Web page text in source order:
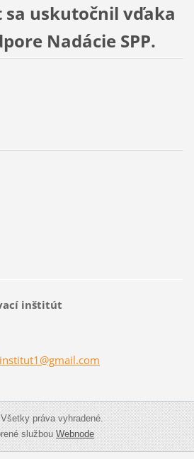
uskutočnil vďaka
Nadácie SPP.
inštitút
titut1@gmail.com
práva vyhradené.
službouWebnode